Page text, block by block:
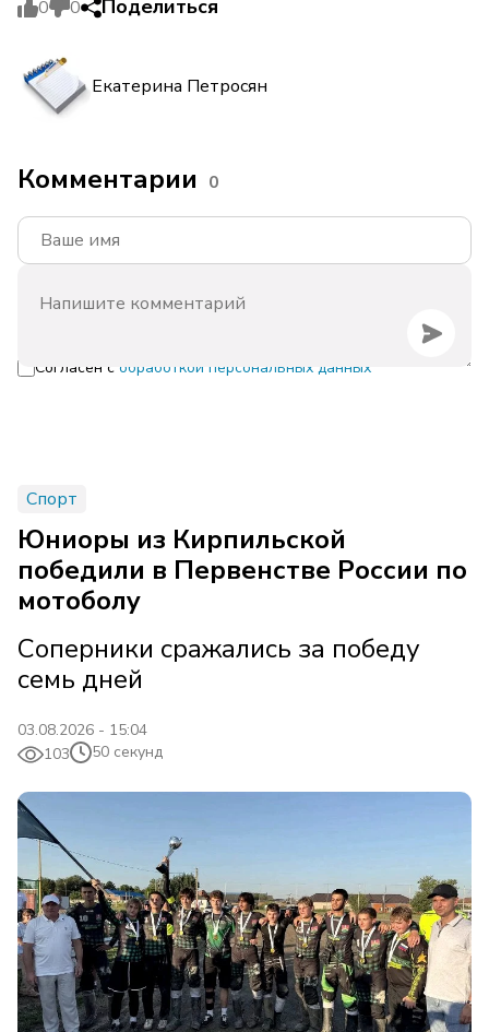
0 0 Поделиться
Екатерина Петросян
Комментарии 0
Согласен с обработкой персональных данных
Спорт
Юниоры из Кирпильской
победили в Первенстве России по
мотоболу
Соперники сражались за победу
семь дней
03.08.2026 - 15:04
103
50 секунд